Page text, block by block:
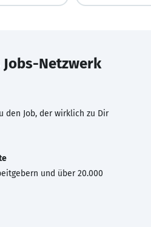
Jobs-Netzwerk
den Job, der wirklich zu Dir
und über 20.000